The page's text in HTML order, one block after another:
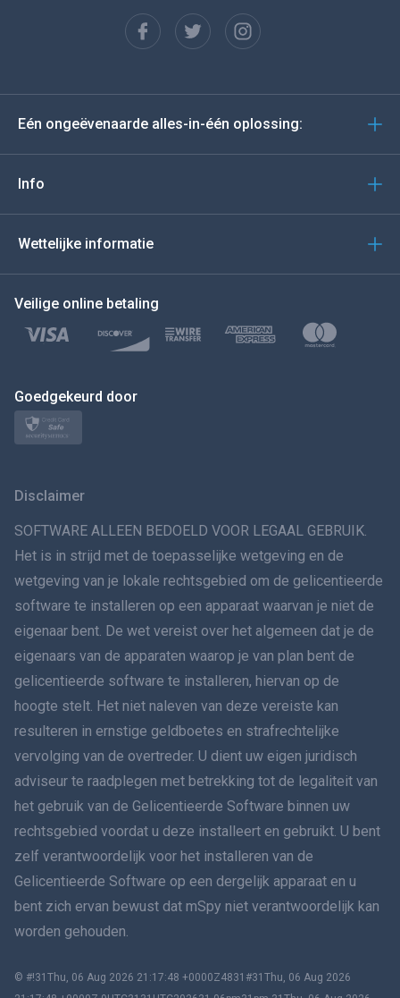
Español
Deutsch
Türkçe
Polski
日本
VERSPREIDINGทย
Dansk
हिंदी
עברית
Română
Ελληνικά
Tiếng Việt
繁體中文
Eén ongeëvenaarde alles-in-één oplossing:
Info
Wettelijke informatie
Veilige online betaling
Goedgekeurd door
Disclaimer
SOFTWARE ALLEEN BEDOELD VOOR LEGAAL GEBRUIK.
Het is in strijd met de toepasselijke wetgeving en de
wetgeving van je lokale rechtsgebied om de gelicentieerde
software te installeren op een apparaat waarvan je niet de
eigenaar bent. De wet vereist over het algemeen dat je de
eigenaars van de apparaten waarop je van plan bent de
gelicentieerde software te installeren, hiervan op de
hoogte stelt. Het niet naleven van deze vereiste kan
resulteren in ernstige geldboetes en strafrechtelijke
vervolging van de overtreder. U dient uw eigen juridisch
adviseur te raadplegen met betrekking tot de legaliteit van
het gebruik van de Gelicentieerde Software binnen uw
rechtsgebied voordat u deze installeert en gebruikt. U bent
zelf verantwoordelijk voor het installeren van de
Gelicentieerde Software op een dergelijk apparaat en u
bent zich ervan bewust dat mSpy niet verantwoordelijk kan
worden gehouden.
© #!31Thu, 06 Aug 2026 21:17:48 +0000Z4831#31Thu, 06 Aug 2026